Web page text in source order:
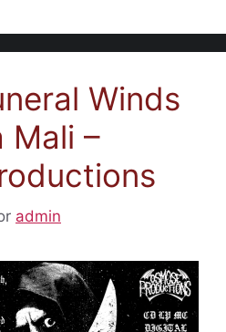
Winds
Mali –
admin